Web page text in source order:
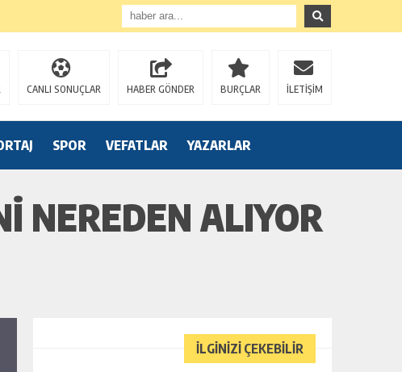
CANLI SONUÇLAR HABER GÖNDER BURÇLAR İLETİŞİM
SPOR VEFATLAR YAZARLAR
NEREDEN ALIYOR
İLGİNİZİ ÇEKEBİLİR